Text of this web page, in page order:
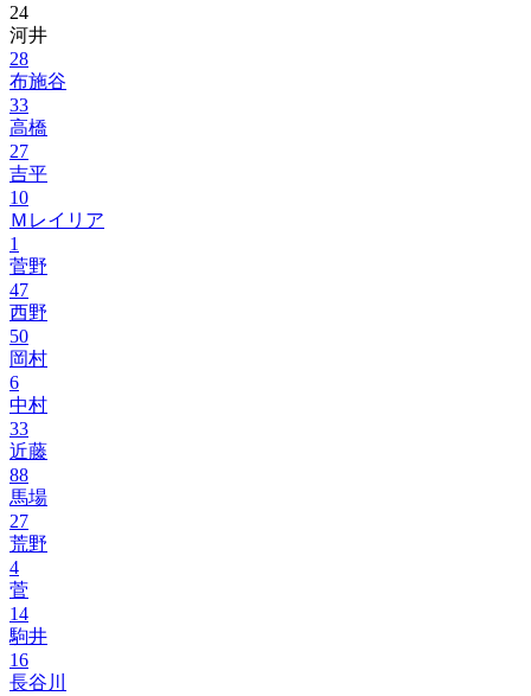
24
河井
28
布施谷
33
高橋
27
吉平
10
Ｍレイリア
1
菅野
47
西野
50
岡村
6
中村
33
近藤
88
馬場
27
荒野
4
菅
14
駒井
16
長谷川